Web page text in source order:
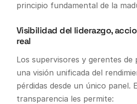
principio fundamental de la
Visibilidad del liderazgo,
real
Los supervisores y gerentes de
una visión unificada del
pérdidas desde un único panel.
transparencia les permite: